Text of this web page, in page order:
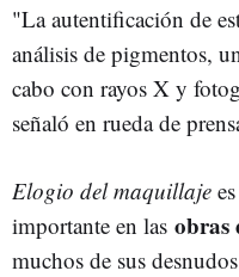
"La autentificación de
análisis de pigmentos,
cabo con rayos X y
señaló en rueda de
Elogio del maquillaje
importante en las obras
muchos de sus